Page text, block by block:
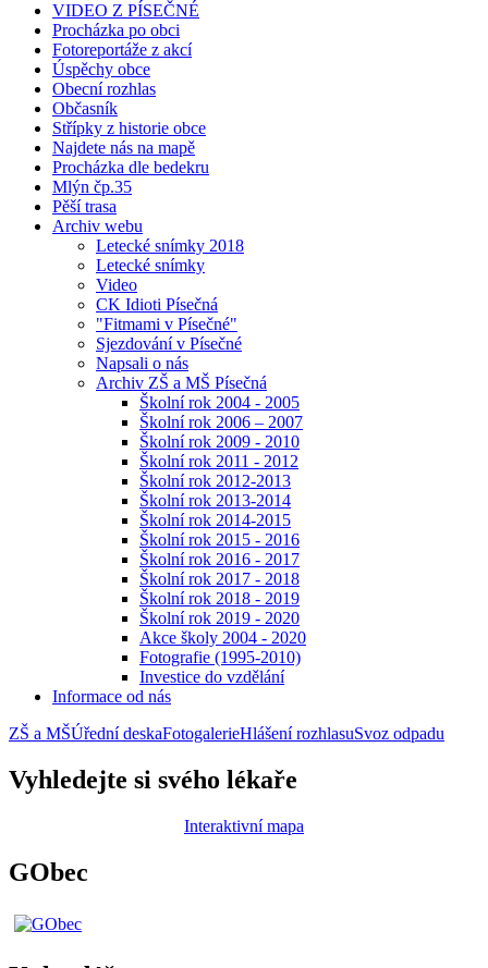
VIDEO Z PÍSEČNÉ
Procházka po obci
Fotoreportáže z akcí
Úspěchy obce
Obecní rozhlas
Občasník
Střípky z historie obce
Najdete nás na mapě
Procházka dle bedekru
Mlýn čp.35
Pěší trasa
Archiv webu
Letecké snímky 2018
Letecké snímky
Video
CK Idioti Písečná
"Fitmami v Písečné"
Sjezdování v Písečné
Napsali o nás
Archiv ZŠ a MŠ Písečná
Školní rok 2004 - 2005
Školní rok 2006 – 2007
Školní rok 2009 - 2010
Školní rok 2011 - 2012
Školní rok 2012-2013
Školní rok 2013-2014
Školní rok 2014-2015
Školní rok 2015 - 2016
Školní rok 2016 - 2017
Školní rok 2017 - 2018
Školní rok 2018 - 2019
Školní rok 2019 - 2020
Akce školy 2004 - 2020
Fotografie (1995-2010)
Investice do vzdělání
Informace od nás
ZŠ a MŠÚřední deskaFotogalerieHlášení rozhlasuSvoz odpadu
Vyhledejte si svého lékaře
Interaktivní mapa
GObec